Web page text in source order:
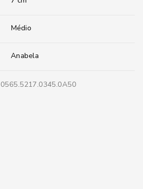
Médio
Anabela
0565.5217.0345.0A50